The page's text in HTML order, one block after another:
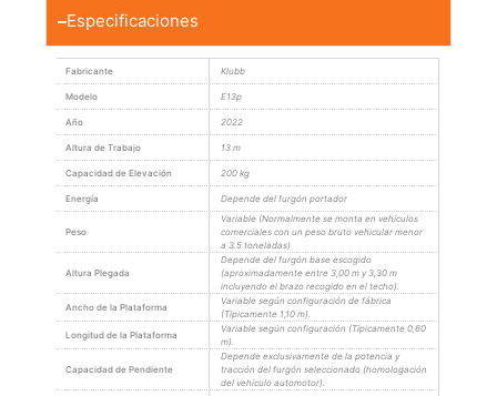
Especificaciones
Fabricante Klubb
Modelo E13p
Año 2022
Altura de Trabajo 13 m
Capacidad de Elevación 200 kg
Energía Depende del furgón portador
Peso
Variable (Normalmente se monta en vehículos
comerciales con un peso bruto vehicular menor
a 3.5 toneladas)
Altura Plegada
Depende del furgón base escogido
(aproximadamente entre 3,00 m y 3,30 m
incluyendo el brazo recogido en el techo).
Ancho de la Plataforma
Variable según configuración de fábrica
(Típicamente 1,10 m).
Longitud de la Plataforma
Variable según configuración (Típicamente 0,60
m).
Capacidad de Pendiente
Depende exclusivamente de la potencia y
tracción del furgón seleccionado (homologación
del vehículo automotor).